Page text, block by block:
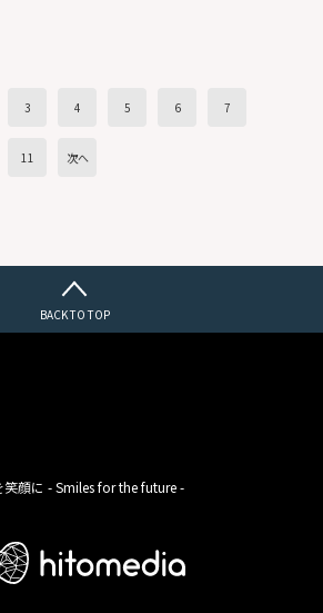
3 4 5 6 7
11 次へ
BACK TO TOP
笑顔に - Smiles for the future -